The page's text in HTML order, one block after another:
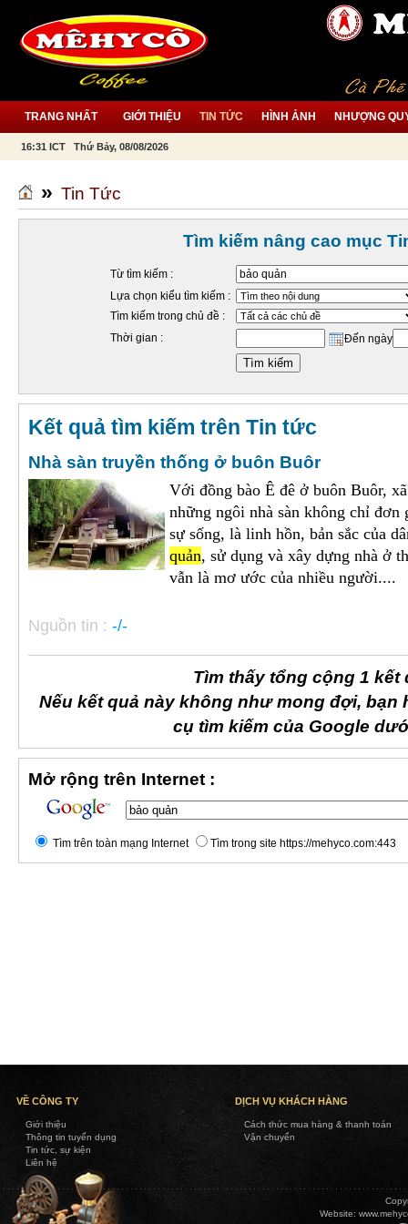
TRANG NHẤT GIỚI THIỆU TIN TỨC HÌNH ẢNH NHƯỢNG
16:31 ICT Thứ Bảy, 08/08/2026
» Tin Tức
Tìm kiếm nâng cao mục
Từ tìm kiếm :
Lựa chọn kiểu tìm kiếm :
Tìm kiếm trong chủ đề :
Thời gian :
Đến ngày
Kết quả tìm kiếm trên Tin tức
Nhà sàn truyền thống ở buôn Buôr
Với đồng bào Ê đê ở buôn Buôr,
những ngôi nhà sàn không chỉ
sự sống, là linh hồn, bản sắc của
quản, sử dụng và xây dựng nhà ở
vẫn là mơ ước của nhiều người....
Nguồn tin : -/-
Tìm thấy tổng cộng 1 kết
Nếu kết quả này không như mong đợi,
cụ tìm kiếm của Google
Mở rộng trên Internet :
Tìm trên toàn mạng Internet Tìm trong site https://mehyco.com:443
VỀ CÔNG TY
Giới thiệu
Thông tin tuyển dụng
Tin tức, sự kiện
Liên hệ
DỊCH VỤ KHÁCH HÀNG
Cách thức mua hàng & thanh toán
Vận chuyển
Website: